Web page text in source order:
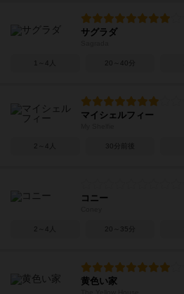
サグラダ
1～4人 20～40分
マイシェルフィー
2～4人 30分前後
コニー
2～4人 20～35分
黄色い家